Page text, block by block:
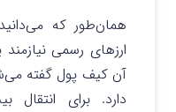
همان‌طور که
ارزهای رسمی
آن کیف پول گفته
دارد. برای